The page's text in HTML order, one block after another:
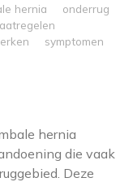
hernia
onderrug
symptomen
hernia
die vaak
Deze